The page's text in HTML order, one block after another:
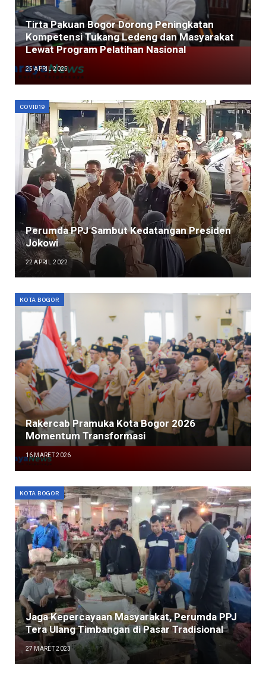
Tirta Pakuan Bogor Dorong Peningkatan
Kompetensi Tukang Ledeng dan Masyarakat
Lewat Program Pelatihan Nasional
25 APRIL 2025
COVID19
Perumda PPJ Sambut Kedatangan Presiden
Jokowi
22 APRIL 2022
KOTA BOGOR
Rakercab Pramuka Kota Bogor 2026
Momentum Transformasi
16 MARET 2026
KOTA BOGOR
Jaga Kepercayaan Masyarakat, Perumda PPJ
Tera Ulang Timbangan di Pasar Tradisional
27 MARET 2023